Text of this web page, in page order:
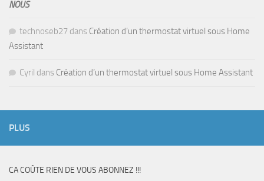
NOUS
technoseb27 dans Création d’un thermostat virtuel sous Home
Assistant
Cyril dans Création d’un thermostat virtuel sous Home Assistant
PLUS
CA COÛTE RIEN DE VOUS ABONNEZ !!!